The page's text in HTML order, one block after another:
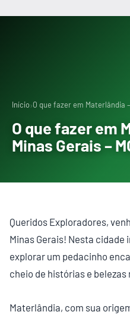
Início›O que fazer em Materlândia
O que fazer em
Minas Gerais –
Queridos Exploradores,
Minas Gerais! Nesta cidade
explorar um pedacinho
cheio de histórias e belezas
Materlândia, com sua